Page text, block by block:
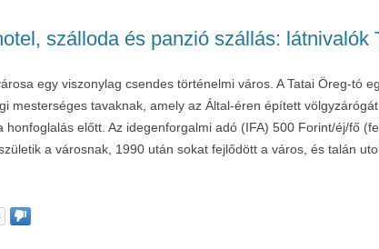
szálloda és panzió szállás: látnivalók
egy viszonylag csendes történelmi város. A Tatai Öreg-tó
mesterséges tavaknak, amely az Által-éren épített
honfoglalás előtt. Az idegenforgalmi adó (IFA) 500 Forint/éj/fő
a városnak, 1990 után sokat fejlődött a város, és talán